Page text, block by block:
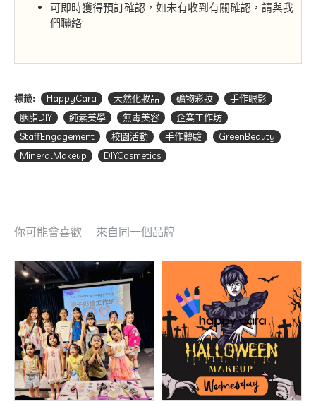
可即時獲得預訂確認，如未有收到有關確認，請與我
們聯絡;
標籤: HappyCara 天然化妝品 礦物彩妝
手作眼影
胭脂DIY
純素美學 無毒美容
企業工作坊
StaffEngagement
校園活動 手作體驗
GreenBeauty
MineralMakeup
DIYCosmetics
你可能會喜歡 來自同一個品牌